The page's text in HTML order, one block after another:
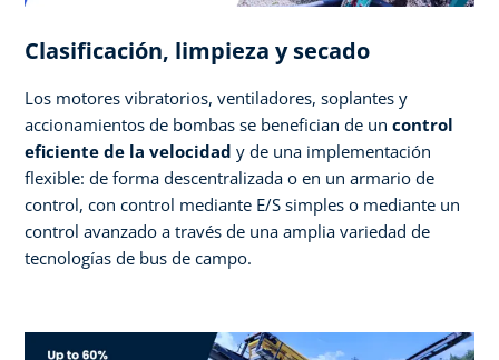
Clasificación, limpieza y secado
Los motores vibratorios, ventiladores, soplantes y
accionamientos de bombas se benefician de un control
eficiente de la velocidad y de una implementación
flexible: de forma descentralizada o en un armario de
control, con control mediante E/S simples o mediante un
control avanzado a través de una amplia variedad de
tecnologías de bus de campo.